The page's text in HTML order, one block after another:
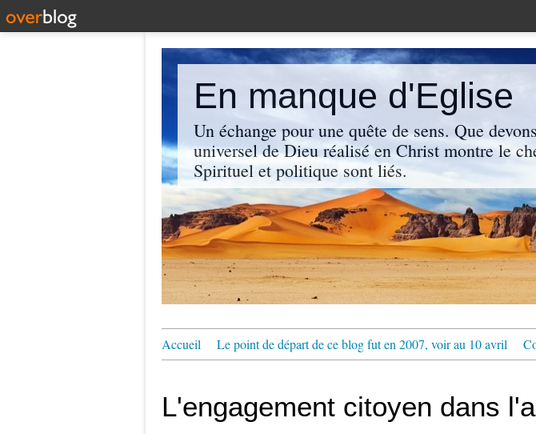
En manque d'Eglise
Un échange pour une quête de sens. Que
universel de Dieu réalisé en Christ montre le
Spirituel et politique sont liés.
Accueil Le point de départ de ce blog fut en 2007, voir au 10 avril
L'engagement citoyen dans